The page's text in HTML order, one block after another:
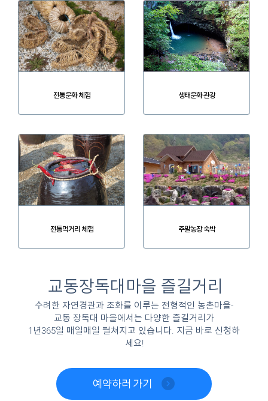
전통문화 체험 생태문화 관광
전통먹거리 체험 주말농장 숙박
교동장독대마을 즐길거리
수려한 자연경관과 조화를 이루는 전형적인 농촌마을-
교동 장독대 마을에서는 다양한 즐길거리가
1년365일 매일매일 펼쳐지고 있습니다. 지금 바로 신청하
세요!
예약하러 가기